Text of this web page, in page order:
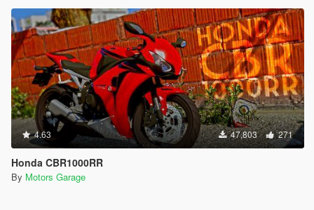
4.63 47,803 271
Honda CBR1000RR
By Motors Garage